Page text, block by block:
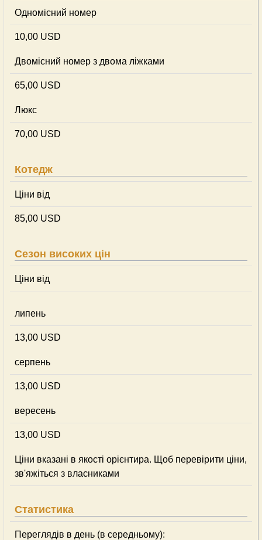
Одномісний номер
10,00 USD
Двомісний номер з двома ліжками
65,00 USD
Люкс
70,00 USD
Котедж
Ціни від
85,00 USD
Сезон високих цін
Ціни від
липень
13,00 USD
серпень
13,00 USD
вересень
13,00 USD
Ціни вказані в якості орієнтира. Щоб перевірити ціни,
зв'яжіться з власниками
Статистика
Переглядів в день (в середньому):